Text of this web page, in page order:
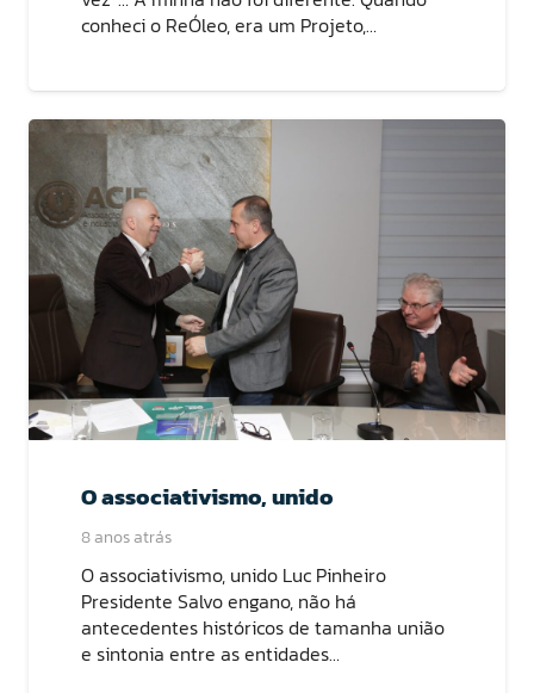
conheci o ReÓleo, era um Projeto,…
O associativismo, unido
8 anos atrás
O associativismo, unido Luc Pinheiro
Presidente Salvo engano, não há
antecedentes históricos de tamanha união
e sintonia entre as entidades…